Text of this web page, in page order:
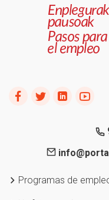
Programas de